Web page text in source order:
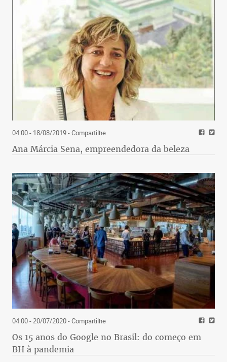
04:00 - 18/08/2019- Compartilhe
Ana Márcia Sena, empreendedora da beleza
04:00 - 20/07/2020- Compartilhe
Os 15 anos do Google no Brasil: do começo em
BH à pandemia